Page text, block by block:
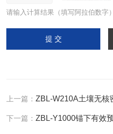
请输入计算结果（填写阿拉伯数字
上一篇：ZBL-W210A土壤无核
下一篇：ZBL-Y1000锚下有效